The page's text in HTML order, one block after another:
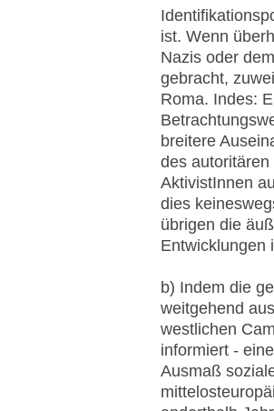
ist. Wenn
Nazis oder
gebracht,
Roma. Indes:
breitere
des
AktivistInnen
dies
übrigen die
Entwicklungen
b) Indem die
weitgehend
westlichen
informiert -
Ausmaß